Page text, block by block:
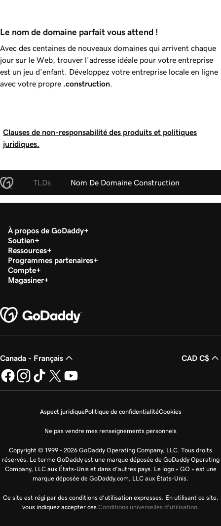
Le nom de domaine parfait vous attend !
Avec des centaines de nouveaux domaines qui arrivent chaque
jour sur le Web, trouver l'adresse idéale pour votre entreprise
est un jeu d'enfant. Développez votre entreprise locale en ligne
avec votre propre .construction
Clauses de non-responsabilité des produits et politiques
juridiques.
TLDs Nom De Domaine Construction
À propos de GoDaddy
Soutien
Ressources
Programmes partenaires
Compte
Magasiner
Canada - Français CAD C$
Aspect juridiquePolitique de confidentialitéCookies
Ne pas vendre mes renseignements personnels
Copyright © 1999 - 2026 GoDaddy Operating Company, LLC. Tous droits
réservés. Le terme GoDaddy est une marque déposée de GoDaddy Operating
Company, LLC aux États-Unis et dans d’autres pays. Le logo « GO » est une
marque déposée de GoDaddy.com, LLC aux États-Unis.
Ce site est régi par des conditions d’utilisation expresses. En utilisant ce site,
vous indiquez accepter ces Conditions universelles d’utilisation.